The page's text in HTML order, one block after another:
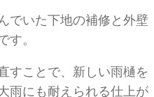
でいた下地の補修と外壁
す。
すことで、新しい雨樋を
雨にも耐えられる仕上が